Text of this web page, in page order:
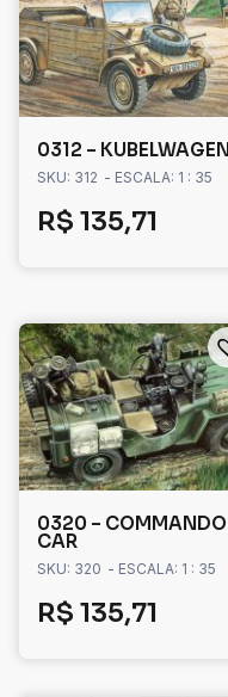
0312 – KUBELWAGEN
SKU: 312 - ESCALA: 1 : 35
R$ 135,71
0320 – COMMANDO
CAR
SKU: 320 - ESCALA: 1 : 35
R$ 135,71